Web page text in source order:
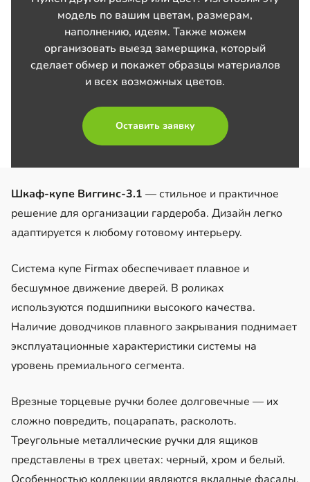
модель по вашим цветам, размерам,
наполнению, идеям. Также можем
организовать выезд замерщика, который
сделает обмер и покажет образцы материалов
и всех возможных цветов.
Оставить заявку
Шкаф-купе Виггинс-3.1 — стильное и практичное
решение для организации гардероба. Дизайн легко
адаптируется к любому готовому интерьеру.
Система купе Firmax обеспечивает плавное и
бесшумное движение дверей. В роликах
используются подшипники высокого качества.
Наличие доводчиков плавного закрывания поднимает
эксплуатационные характеристики системы на
уровень премиального сегмента.
Врезные торцевые ручки более долговечные — их
сложно повредить, поцарапать, расколоть.
Треугольные металлические ручки для ящиков
представлены в трех цветах: черный, хром и белый.